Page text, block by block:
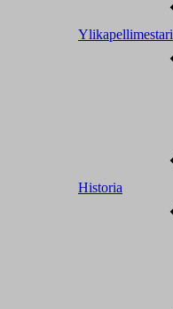
Ylikapellimestari
Historia